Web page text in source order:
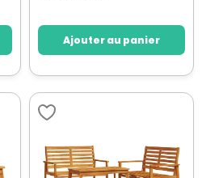
Ajouter au panier